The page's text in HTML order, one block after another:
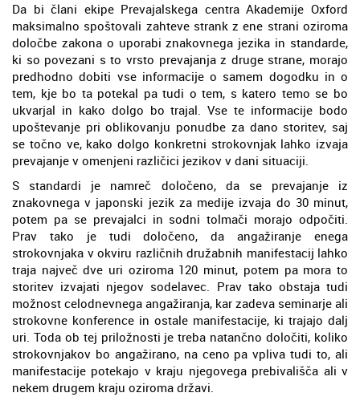
Da bi člani ekipe Prevajalskega centra Akademije Oxford
maksimalno spoštovali zahteve strank z ene strani oziroma
določbe zakona o uporabi znakovnega jezika in standarde,
ki so povezani s to vrsto prevajanja z druge strane, morajo
predhodno dobiti vse informacije o samem dogodku in o
tem, kje bo ta potekal pa tudi o tem, s katero temo se bo
ukvarjal in kako dolgo bo trajal. Vse te informacije bodo
upoštevanje pri oblikovanju ponudbe za dano storitev, saj
se točno ve, kako dolgo konkretni strokovnjak lahko izvaja
prevajanje v omenjeni različici jezikov v dani situaciji.
S standardi je namreč določeno, da se prevajanje iz
znakovnega v japonski jezik za medije izvaja do 30 minut,
potem pa se prevajalci in sodni tolmači morajo odpočiti.
Prav tako je tudi določeno, da angažiranje enega
strokovnjaka v okviru različnih družabnih manifestacij lahko
traja največ dve uri oziroma 120 minut, potem pa mora to
storitev izvajati njegov sodelavec. Prav tako obstaja tudi
možnost celodnevnega angažiranja, kar zadeva seminarje ali
strokovne konference in ostale manifestacije, ki trajajo dalj
uri. Toda ob tej priložnosti je treba natančno določiti, koliko
strokovnjakov bo angažirano, na ceno pa vpliva tudi to, ali
manifestacije potekajo v kraju njegovega prebivališča ali v
nekem drugem kraju oziroma državi.